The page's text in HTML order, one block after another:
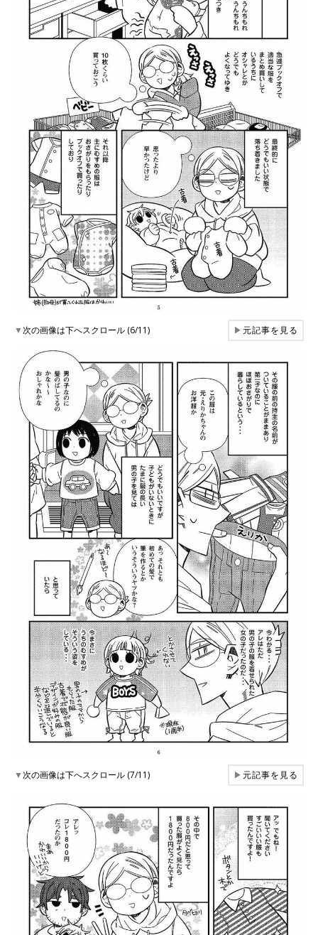
▼次の画像は下へスクロール (6/11) ▶元記事を見る
▼次の画像は下へスクロール (7/11) ▶元記事を見る